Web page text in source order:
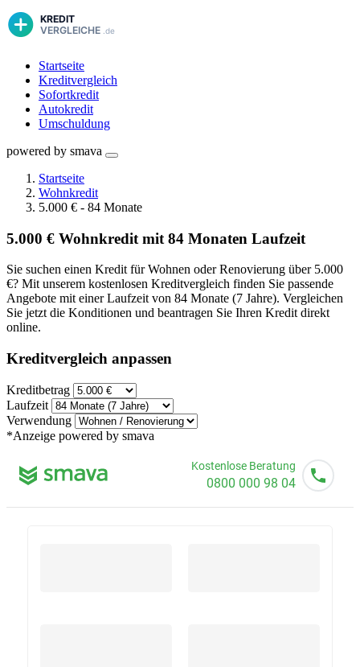
Startseite
Kreditvergleich
Sofortkredit
Autokredit
Umschuldung
powered by smava
Startseite
Wohnkredit
5.000 € - 84 Monate
5.000 € Wohnkredit mit 84 Monaten Laufzeit
Sie suchen einen Kredit für Wohnen oder Renovierung über 5.000
€? Mit unserem kostenlosen Kreditvergleich finden Sie passende
Angebote mit einer Laufzeit von 84 Monate (7 Jahre). Vergleichen
Sie jetzt die Konditionen und beantragen Sie Ihren Kredit direkt
online.
Kreditvergleich anpassen
Kreditbetrag
Laufzeit
Verwendung
*Anzeige powered by smava